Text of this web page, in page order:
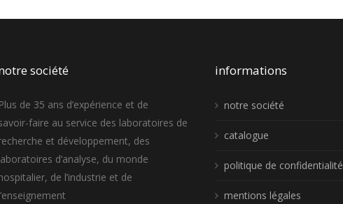
société
Plus de 35 ans d’expérience et de
faire au service des laboratoires de
et développement, des
d’analyse, du monde
de l’industrie et de
informations
notre société
catalogue
politique de confidentialité
mentions légales